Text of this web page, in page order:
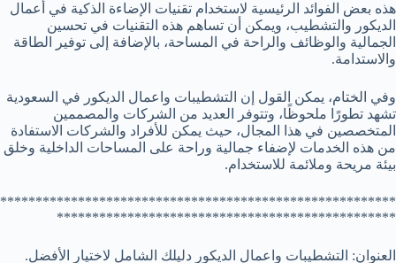
هذه بعض الفوائد الرئيسية لاستخدام تقنيات الإضاءة الذكية في أعمال
الديكور والتشطيب، ويمكن أن تساهم هذه التقنيات في تحسين
الجمالية والوظائف والراحة في المساحة، بالإضافة إلى توفير الطاقة
والاستدامة.
وفي الختام، يمكن القول إن التشطيبات واعمال الديكور في السعودية
تشهد تطورًا ملحوظًا، وتتوفر العديد من الشركات والمصممين
المتخصصين في هذا المجال، حيث يمكن للأفراد والشركات الاستفادة
من هذه الخدمات لإضفاء جمالية وراحة على المساحات الداخلية وخلق
بيئة مريحة وملائمة للاستخدام.
********************************************************
************************************************
العنوان: التشطيبات واعمال الديكور دليلك الشامل لاختيار الأفضل.